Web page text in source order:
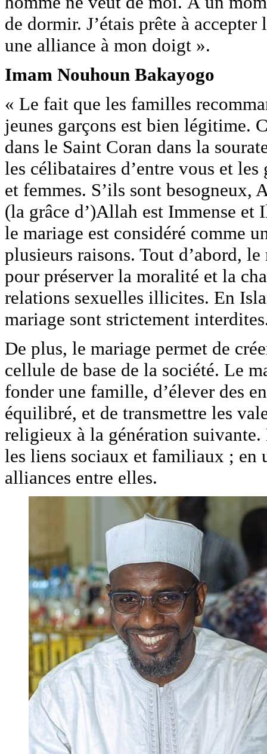
de dormir. J’étais prête à
une alliance à mon doigt ».
Imam Nouhoun Bakayogo
« Le fait que les familles
jeunes garçons est bien légitime.
dans le Saint Coran dans la
les célibataires d’entre vous et
et femmes. S’ils sont besogneux,
(la grâce d’)Allah est Immense
le mariage est considéré comme
plusieurs raisons. Tout d’abord,
pour préserver la moralité et la
relations sexuelles illicites. En
mariage sont strictement
De plus, le mariage permet de
cellule de base de la société. Le
fonder une famille, d’élever des
équilibré, et de transmettre les
religieux à la génération
les liens sociaux et familiaux ; en
alliances entre elles.